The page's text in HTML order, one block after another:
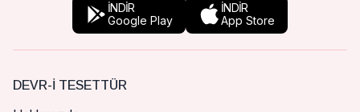
İNDİR
Google Play
İNDİR
App Store
DEVR-I TESETTÜR